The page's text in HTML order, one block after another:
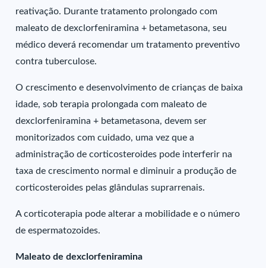
reativação. Durante tratamento prolongado com
maleato de dexclorfeniramina + betametasona, seu
médico deverá recomendar um tratamento preventivo
contra tuberculose.
O crescimento e desenvolvimento de crianças de baixa
idade, sob terapia prolongada com maleato de
dexclorfeniramina + betametasona, devem ser
monitorizados com cuidado, uma vez que a
administração de corticosteroides pode interferir na
taxa de crescimento normal e diminuir a produção de
corticosteroides pelas glândulas suprarrenais.
A corticoterapia pode alterar a mobilidade e o número
de espermatozoides.
Maleato de dexclorfeniramina